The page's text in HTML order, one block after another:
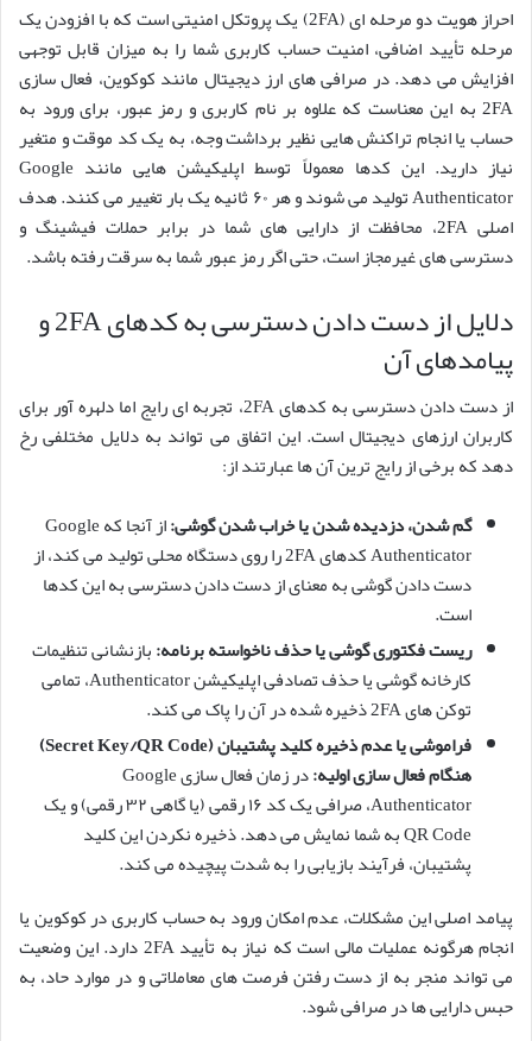
احراز هویت دو مرحله ای (2FA) یک پروتکل امنیتی است که با افزودن یک
مرحله تأیید اضافی، امنیت حساب کاربری شما را به میزان قابل توجهی
افزایش می دهد. در صرافی های ارز دیجیتال مانند کوکوین، فعال سازی
2FA به این معناست که علاوه بر نام کاربری و رمز عبور، برای ورود به
حساب یا انجام تراکنش هایی نظیر برداشت وجه، به یک کد موقت و متغیر
نیاز دارید. این کدها معمولاً توسط اپلیکیشن هایی مانند Google
Authenticator تولید می شوند و هر ۶۰ ثانیه یک بار تغییر می کنند. هدف
اصلی 2FA، محافظت از دارایی های شما در برابر حملات فیشینگ و
دسترسی های غیرمجاز است، حتی اگر رمز عبور شما به سرقت رفته باشد.
دلایل از دست دادن دسترسی به کدهای 2FA و
پیامدهای آن
از دست دادن دسترسی به کدهای 2FA، تجربه ای رایج اما دلهره آور برای
کاربران ارزهای دیجیتال است. این اتفاق می تواند به دلایل مختلفی رخ
دهد که برخی از رایج ترین آن ها عبارتند از:
گم شدن، دزدیده شدن یا خراب شدن گوشی:
از آنجا که Google
Authenticator کدهای 2FA را روی دستگاه محلی تولید می کند، از
دست دادن گوشی به معنای از دست دادن دسترسی به این کدها
است.
ریست فکتوری گوشی یا حذف ناخواسته برنامه:بازنشانی تنظیمات
کارخانه گوشی یا حذف تصادفی اپلیکیشن Authenticator، تمامی
توکن های 2FA ذخیره شده در آن را پاک می کند.
فراموشی یا عدم ذخیرهکلید پشتیبان
(Secret Key/QR Code)
هنگام فعال سازی اولیه:
در زمان فعال سازی Google
Authenticator، صرافی یک کد ۱۶ رقمی (یا گاهی ۳۲ رقمی) و یک
QR Code به شما نمایش می دهد. ذخیره نکردن این کلید
پشتیبان، فرآیند بازیابی را به شدت پیچیده می کند.
پیامد اصلی این مشکلات، عدم امکان ورود به حساب کاربری در کوکوین یا
انجام هرگونه عملیات مالی است که نیاز به تأیید 2FA دارد. این وضعیت
می تواند منجر به از دست رفتن فرصت های معاملاتی و در موارد حاد، به
حبس دارایی ها در صرافی شود.